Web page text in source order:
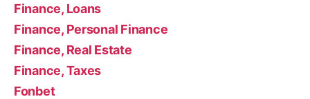
Finance, Loans
Finance, Personal Finance
Finance, Real Estate
Finance, Taxes
Fonbet